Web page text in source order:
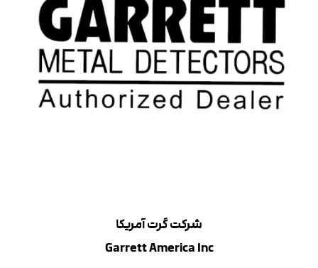
شرکتگرت آمریکا
Garrett America Inc